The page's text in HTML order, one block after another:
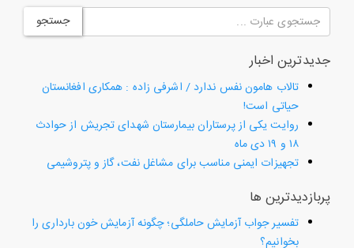
جستجو
جدیدترین اخبار
تالاب هامون نفس ندارد / اشرفی زاده : همکاری افغانستان
حیاتی است!
روایت یکی از پرستاران بیمارستان شهدای تجریش از حوادث
تجهیزات ایمنی مناسب برای مشاغل نفت، گاز و پتروشیمی
پربازدیدترین ها
تفسیر جواب آزمایش حاملگی؛ چگونه آزمایش خون بارداری را
بخوانیم؟